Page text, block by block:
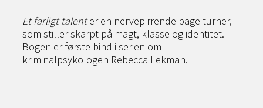
Et farligt talenter en nervepirrende page turner,
som stiller skarpt på magt, klasse og identitet.
Bogen er første bind i serien om
kriminalpsykologen Rebecca Lekman.